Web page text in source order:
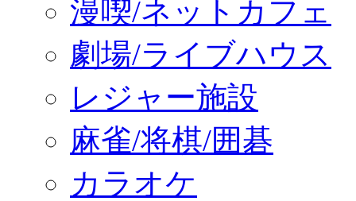
漫喫/ネットカフェ
劇場/ライブハウス
レジャー施設
麻雀/将棋/囲碁
カラオケ